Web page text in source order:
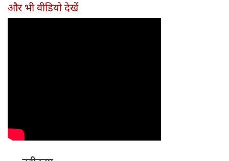
और भी वीडियो देखें